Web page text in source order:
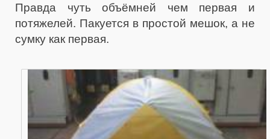
Правда чуть объёмней чем первая и
потяжелей. Пакуется в простой мешок, а не
сумку как первая.